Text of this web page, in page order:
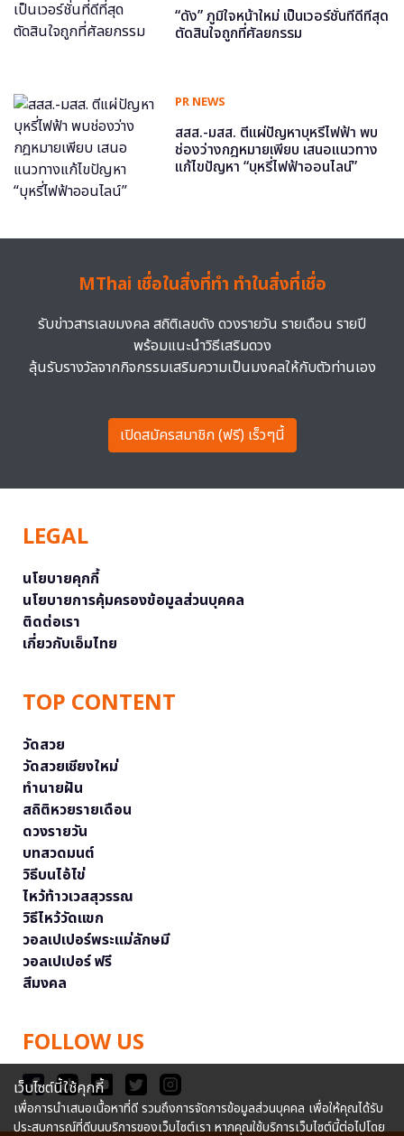
“ดัง” ภูมิใจหน้าใหม่ เป็นเวอร์ชั่นที่ดีที่สุด
ตัดสินใจถูกที่ศัลยกรรม
PR NEWS
สสส.-มสส. ตีแผ่ปัญหาบุหรี่ไฟฟ้า พบ
ช่องว่างกฎหมายเพียบ เสนอแนวทาง
แก้ไขปัญหา “บุหรี่ไฟฟ้าออนไลน์”
MThai เชื่อในสิ่งที่ทำ ทำในสิ่งที่เชื่อ
รับข่าวสารเลขมงคล สถิติเลขดัง ดวงรายวัน รายเดือน รายปี
พร้อมแนะนำวิธีเสริมดวง
ลุ้นรับรางวัลจากกิจกรรมเสริมความเป็นมงคลให้กับตัวท่านเอง
เปิดสมัครสมาชิก (ฟรี) เร็วๆนี้
LEGAL
นโยบายคุกกี้
นโยบายการคุ้มครองข้อมูลส่วนบุคคล
ติดต่อเรา
เกี่ยวกับเอ็มไทย
TOP CONTENT
วัดสวย
วัดสวยเชียงใหม่
ทำนายฝัน
สถิติหวยรายเดือน
ดวงรายวัน
บทสวดมนต์
วิธีบนไอ้ไข่
ไหว้ท้าวเวสสุวรรณ
วิธีไหว้วัดแขก
วอลเปเปอร์พระแม่ลักษมี
วอลเปเปอร์ ฟรี
สีมงคล
FOLLOW US
เว็บไซต์นี้ใช้คุกกี้
เพื่อการนำเสนอเนื้อหาที่ดี รวมถึงการจัดการข้อมูลส่วนบุคคล เพื่อให้คุณได้รับ
ประสบการณ์ที่ดีบนบริการของเว็บไซต์เรา หากคุณใช้บริการเว็บไซต์นี้ต่อไปโดย